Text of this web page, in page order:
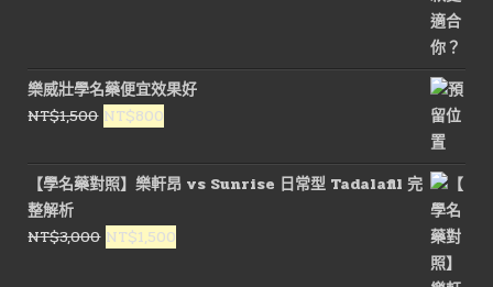
樂威壯學名藥便宜效果好
NT$1,500 原
價
格：
NT$1,500。
NT$800
價
格：
NT$800。
【學名藥對照】樂軒昂 vs Sunrise 日常型 Tadalafil 完
整解析
NT$3,000 原
NT$1,500